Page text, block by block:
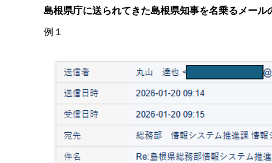
島根県庁に送られてきた島根県知事を名乗るメール
例１